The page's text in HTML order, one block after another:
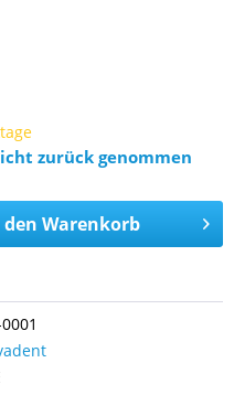
zurück genommen
den Warenkorb